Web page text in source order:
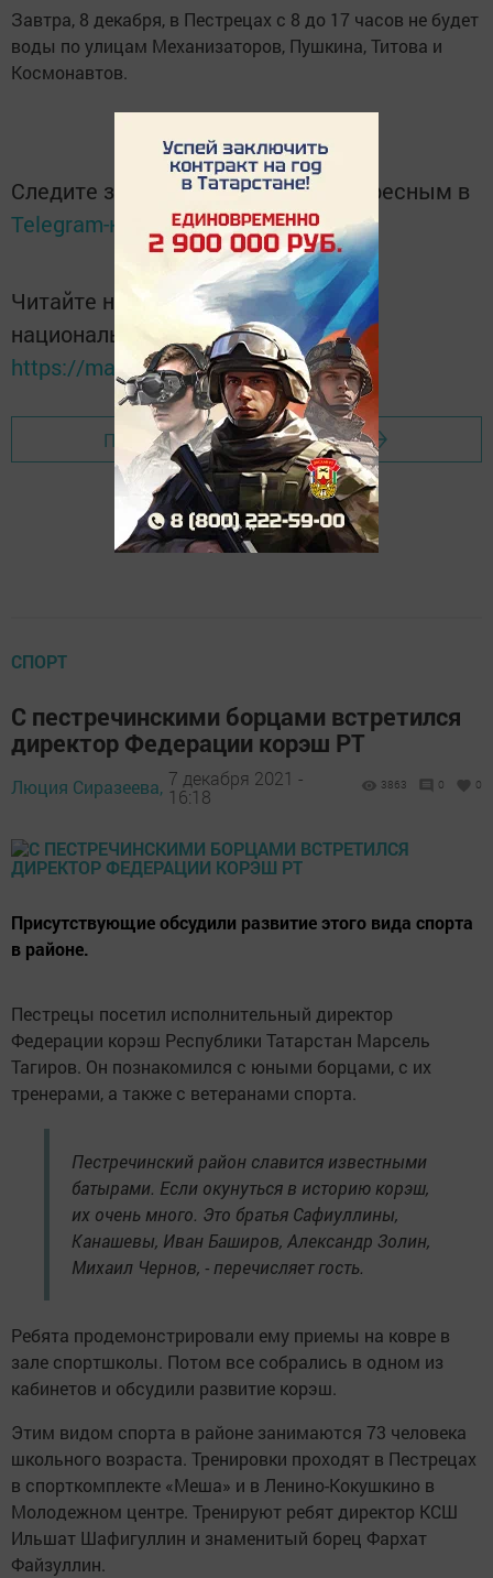
Завтра, 8 декабря, в Пестрецах с 8 до 17 часов не будет
воды по улицам Механизаторов, Пушкина, Титова и
Космонавтов.
Следите за самым важным и интересным в
Telegram-каналеТатмедиа
Читайте новости Татарстана в
национальном мессенджере MАХ:
https://max.ru/tatmedia
Перейти на страницу новости
СПОРТ
С пестречинскими борцами встретился
директор Федерации корэш РТ
Люция Сиразеева, 7 декабря 2021 -
16:18
3863 0 0
Присутствующие обсудили развитие этого вида спорта
в районе.
Пестрецы посетил исполнительный директор
Федерации корэш Республики Татарстан Марсель
Тагиров. Он познакомился с юными борцами, с их
тренерами, а также с ветеранами спорта.
Пестречинский район славится известными
батырами. Если окунуться в историю корэш,
их очень много. Это братья Сафиуллины,
Канашевы, Иван Баширов, Александр Золин,
Михаил Чернов, - перечисляет гость.
Ребята продемонстрировали ему приемы на ковре в
зале спортшколы. Потом все собрались в одном из
кабинетов и обсудили развитие корэш.
Этим видом спорта в районе занимаются 73 человека
школьного возраста. Тренировки проходят в Пестрецах
в спорткомплекте «Меша» и в Ленино-Кокушкино в
Молодежном центре. Тренируют ребят директор КСШ
Ильшат Шафигуллин и знаменитый борец Фархат
Файзуллин.